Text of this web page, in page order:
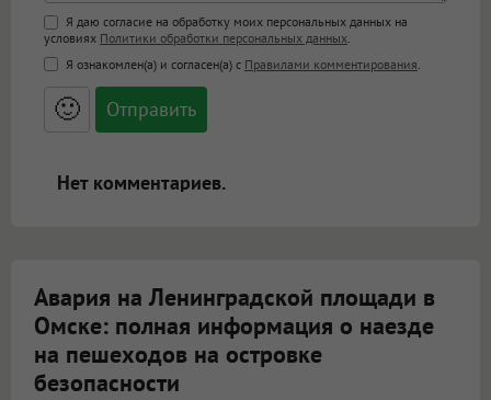
Поддержка HTML
<b>, <strong>, <u>, <i>, <em>, <s>, <big>,
<small>, <sup>, <sub>, <pre>, <ul>, <ol>, <li>,
<blockquote>, <code> экранирует HTML,
адреса URL автоматически становятся
ссылками, и [img]адрес[/img] будет
Я даю согласие на обработку моих персональных данных на
условиях Политики обработки персональных данных
Я ознакомлен(а) и согласен(а) с Правилами комментирования
🙂
Нет комментариев.
Авария на Ленинградской площади в
Омске: полная информация о наезде
на пешеходов на островке
безопасности